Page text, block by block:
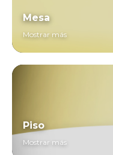
Mesa
Mostrar más
Piso
Mostrar más